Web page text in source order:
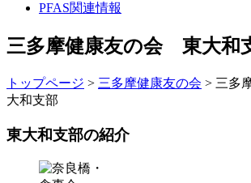
PFAS関連情報
三多摩健康友の会 東大和
トップページ > 三多摩健康友の会 > 三多
大和支部
東大和支部の紹介